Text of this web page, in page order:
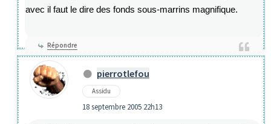
avec il faut le dire des fonds sous-marrins magnifique.
Répondre
pierrotlefou
Assidu
18 septembre 2005 22h13